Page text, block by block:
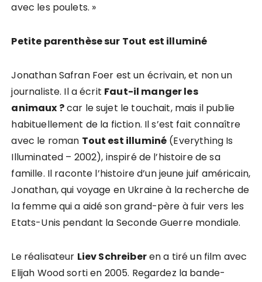
avec les poulets. »
Petite parenthèse sur Tout est illuminé
Jonathan Safran Foer est un écrivain, et non un
journaliste. Il a écrit Faut-il manger les
animaux ?car le sujet le touchait, mais il publie
habituellement de la fiction. Il s’est fait connaître
avec le roman Tout est illuminé (Everything Is
Illuminated – 2002), inspiré de l’histoire de sa
famille. Il raconte l’histoire d’un jeune juif américain,
Jonathan, qui voyage en Ukraine à la recherche de
la femme qui a aidé son grand-père à fuir vers les
Etats-Unis pendant la Seconde Guerre mondiale.
Le réalisateur Liev Schreiberen a tiré un film avec
Elijah Wood sorti en 2005. Regardez la bande-